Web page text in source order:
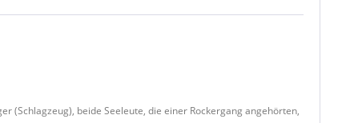
(Schlagzeug), beide Seeleute, die einer Rockergang angehörten,